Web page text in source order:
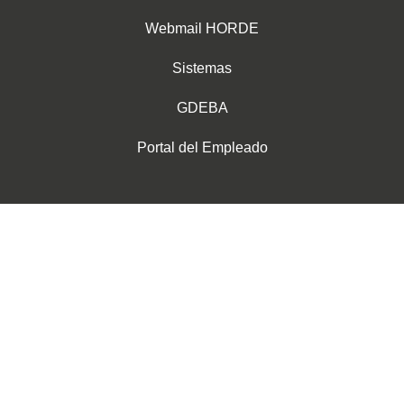
Webmail HORDE
Sistemas
GDEBA
Portal del Empleado